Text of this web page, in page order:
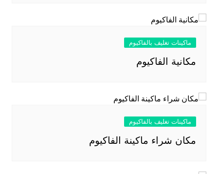
ماكينات تغليف بالفاكيوم
مكانية الفاكيوم
ماكينات تغليف بالفاكيوم
مكان شراء ماكينة الفاكيوم